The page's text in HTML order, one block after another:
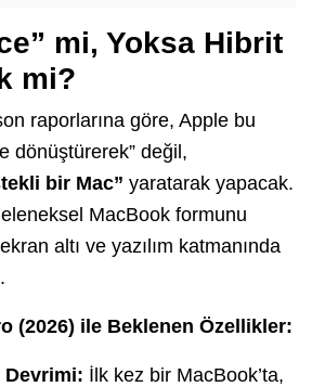
mi, Yoksa Hibrit
mi?
raporlarına göre, Apple bu
dönüştürerek” değil,
bir Mac” yaratarak yapacak.
MacBook formunu
altı ve yazılım katmanında
(2026) ile Beklenen Özellikler:
Devrimi: İlk kez bir MacBook’ta,